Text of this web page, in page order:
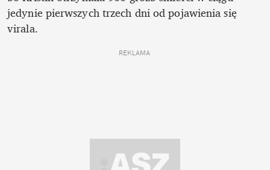
jedynie pierwszych trzech dni od pojawienia się
virala.
REKLAMA